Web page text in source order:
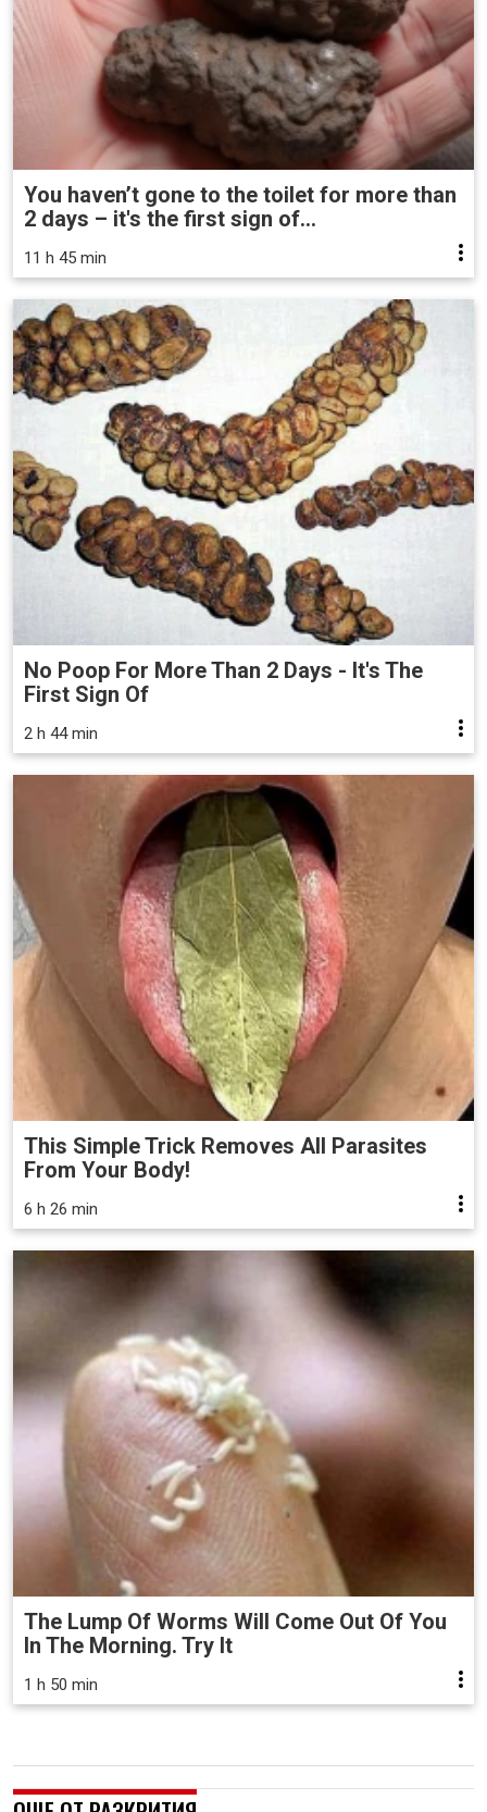
You haven’t gone to the toilet for more than
2 days – it's the first sign of...
11 h 45 min
No Poop For More Than 2 Days - It's The
First Sign Of
2 h 44 min
This Simple Trick Removes All Parasites
From Your Body!
6 h 26 min
The Lump Of Worms Will Come Out Of You
In The Morning. Try It
1 h 50 min